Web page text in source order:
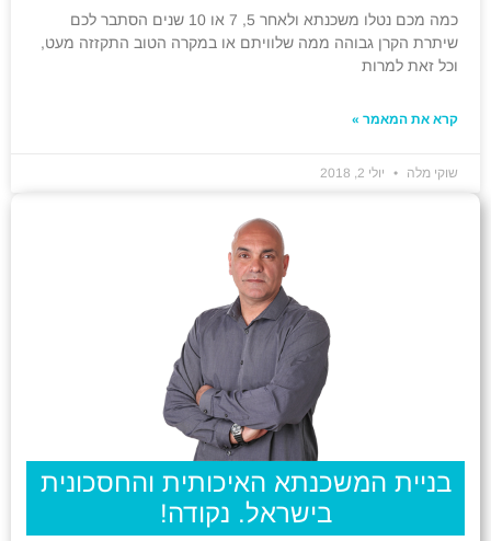
כמה מכם נטלו משכנתא ולאחר 5, 7 או 10 שנים הסתבר לכם
שיתרת הקרן גבוהה ממה שלוויתם או במקרה הטוב התקזזה מעט,
וכל זאת למרות
קרא את המאמר »
שוקי מלה יולי 2, 2018
בניית המשכנתא האיכותית והחסכונית
בישראל. נקודה!